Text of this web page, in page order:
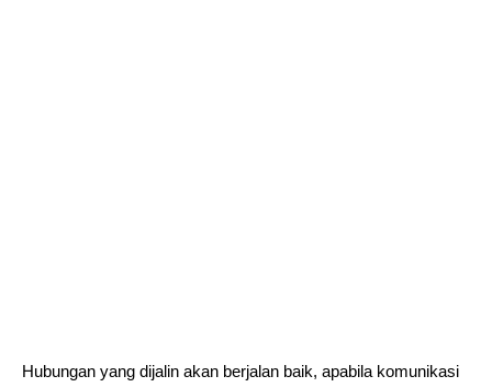
Hubungan yang dijalin akan berjalan baik, apabila komunikasi